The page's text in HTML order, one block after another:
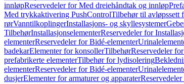
innløpReservedeler for Med dreiehåndtak og innløp
Med trykkaktivering PushControlTilbehør til avløpssett
rørVanntilkoplingerInstallasjons- og skyllesystemer
TilbehørInstallasjonselementerReservedeler for
elementerReservedeler for Bidé-elementer
badekarElementer for konsollerTilbehørReservedeler
prefabrikerte elementerTilbehør for lydisolering
elementerReservedeler for Bidé-elementer
dusjerElementer for armaturer og apparater